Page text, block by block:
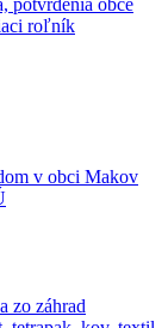
potvrdenia obce
roľník
v obci Makov
zo záhrad